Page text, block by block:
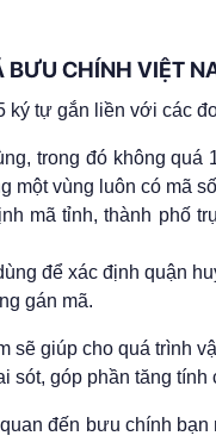
BƯU CHÍNH VIỆT
ký tự gắn liền với các
trong đó không
một vùng luôn có mã
mã tỉnh, thành phố
để xác định quận
gán mã.
sẽ giúp cho quá trình
sót, góp phần tăng
đến bưu chính